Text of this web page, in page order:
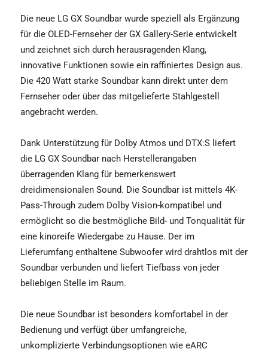
Die neue LG GX Soundbar wurde speziell als Ergänzung
für die OLED-Fernseher der GX Gallery-Serie entwickelt
und zeichnet sich durch herausragenden Klang,
innovative Funktionen sowie ein raffiniertes Design aus.
Die 420 Watt starke Soundbar kann direkt unter dem
Fernseher oder über das mitgelieferte Stahlgestell
angebracht werden.
Dank Unterstützung für Dolby Atmos und DTX:S liefert
die LG GX Soundbar nach Herstellerangaben
überragenden Klang für bemerkenswert
dreidimensionalen Sound. Die Soundbar ist mittels 4K-
Pass-Through zudem Dolby Vision-kompatibel und
ermöglicht so die bestmögliche Bild- und Tonqualität für
eine kinoreife Wiedergabe zu Hause. Der im
Lieferumfang enthaltene Subwoofer wird drahtlos mit der
Soundbar verbunden und liefert Tiefbass von jeder
beliebigen Stelle im Raum.
Die neue Soundbar ist besonders komfortabel in der
Bedienung und verfügt über umfangreiche,
unkomplizierte Verbindungsoptionen wie eARC